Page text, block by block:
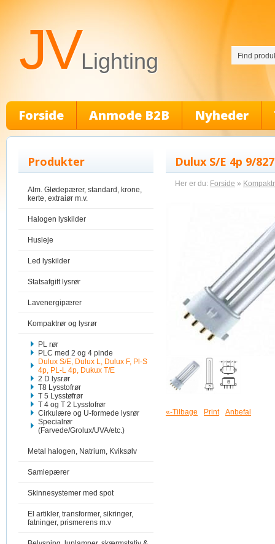
JVLighting
Forside Anmode B2B Nyheder
Produkter
Alm. Glødepærer, standard, krone,
kerte, extraiør m.v.
Halogen lyskilder
Husleje
Led lyskilder
Statsafgift lysrør
Lavenergipærer
Kompaktrør og lysrør
PL rør
PLC med 2 og 4 pinde
Dulux S/E, Dulux L, Dulux F, Pl-S
4p, PL-L 4p, Dukux T/E
2 D lysrør
T8 Lysstofrør
T 5 Lysstøfrør
T 4 og T 2 Lysstofrør
Cirkulære og U-formede lysrør
Specialrør
(Farvede/Grolux/UVA/etc.)
Metal halogen, Natrium, Kviksølv
Samlepærer
Skinnesystemer med spot
El artikler, transformer, sikringer,
fatninger, prismerens m.v
Dulux S/E 4p 9/
Her er du: Forside »
«-Tilbage Print Anbefal